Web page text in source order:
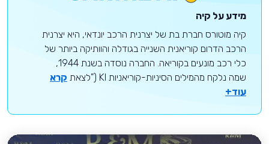
מידע על קיה
קיה מוטורס חברת בת של יצרנית הרכב יונדאי, היא יצרנית
הרכב הדרום קוריאנית השנייה בגודלה והוותיקה ביותר של
כלי רכב מונעים בקוריאה. החברה נוסדה בשנת 1944,
שמה נלקח מהמילים הסיניות-קוריאניות KI ("לצאת
קרא
עוד+